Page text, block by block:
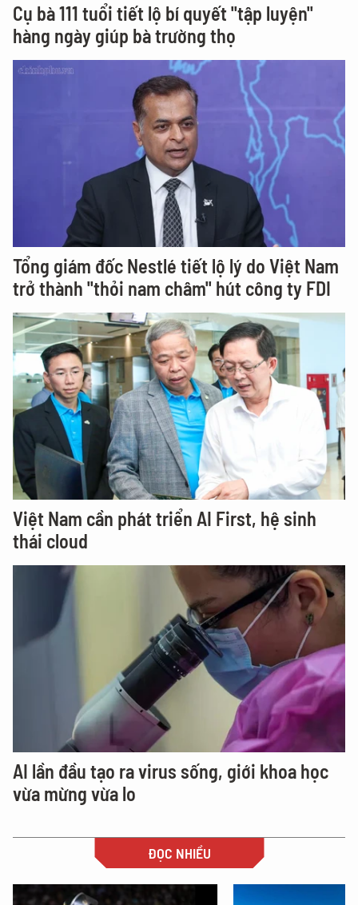
Cụ bà 111 tuổi tiết lộ bí quyết "tập luyện"
hàng ngày giúp bà trường thọ
Tổng giám đốc Nestlé tiết lộ lý do Việt Nam
trở thành "thỏi nam châm" hút công ty FDI
Việt Nam cần phát triển AI First, hệ sinh
thái cloud
AI lần đầu tạo ra virus sống, giới khoa học
vừa mừng vừa lo
ĐỌC NHIỀU